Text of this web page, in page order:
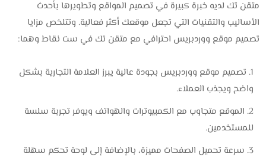
متقن تك لديه خبرة كبيرة في تصميم المواقع وتطويرها بأحدث
الأساليب والتقنيات التي تجعل موقعك أكثر فعالية. وتتلخص مزايا
تصميم موقع ووردبريس احترافي مع متقن تك في ست نقاط وهما:
تصميم موقع ووردبريس بجودة عالية يبرز العلامة التجارية بشكل
واضح ويجذب العملاء.
الموقع متجاوب مع الكمبيوترات والهواتف ويوفر تجربة سلسة
للمستخدمين.
سرعة تحميل الصفحات مميزة، بالإضافة إلى لوحة تحكم سهلة